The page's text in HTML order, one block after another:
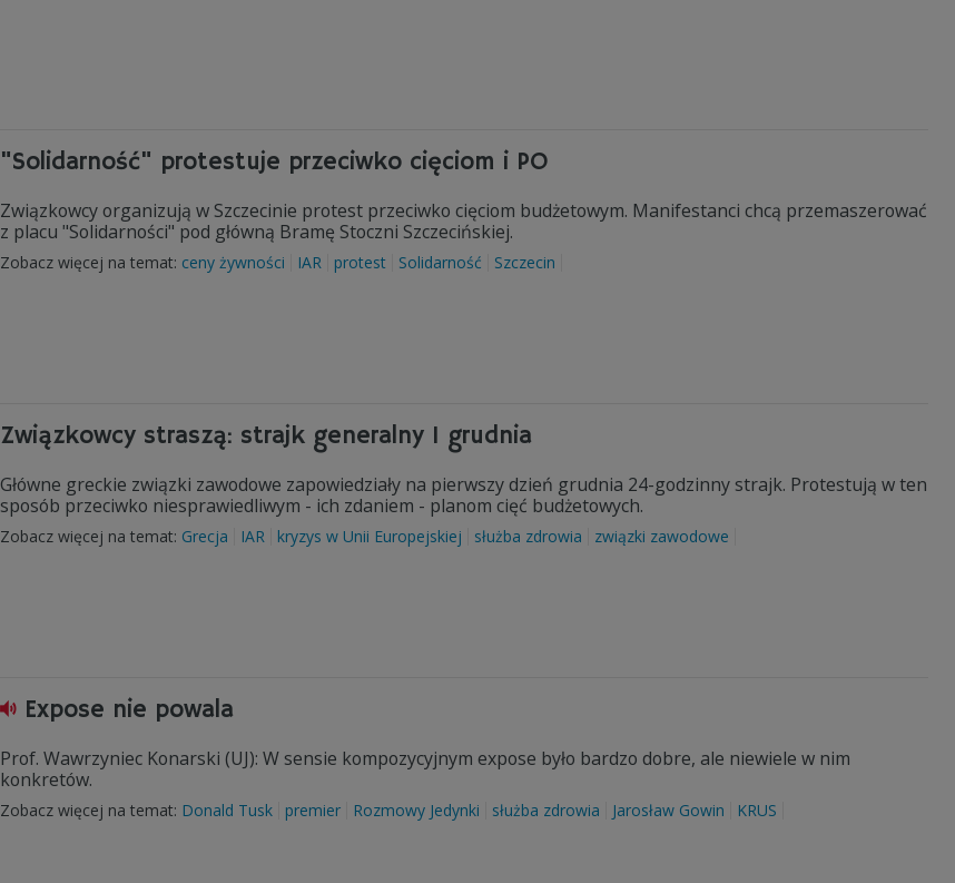
"Solidarność" protestuje przeciwko cięciom i PO
Związkowcy organizują w Szczecinie protest przeciwko cięciom budżetowym. Manifestanci chcą przemaszerować
z placu "Solidarności" pod główną Bramę Stoczni Szczecińskiej.
Zobacz więcej na temat: ceny żywności IAR protest Solidarność Szczecin
Związkowcy straszą: strajk generalny 1 grudnia
Główne greckie związki zawodowe zapowiedziały na pierwszy dzień grudnia 24-godzinny strajk. Protestują w ten
sposób przeciwko niesprawiedliwym - ich zdaniem - planom cięć budżetowych.
Zobacz więcej na temat: Grecja IAR kryzys w Unii Europejskiej służba zdrowia związki zawodowe
Expose nie powala
Prof. Wawrzyniec Konarski (UJ): W sensie kompozycyjnym expose było bardzo dobre, ale niewiele w nim
konkretów.
Zobacz więcej na temat: Donald Tusk premier Rozmowy Jedynki służba zdrowia Jarosław Gowin KRUS